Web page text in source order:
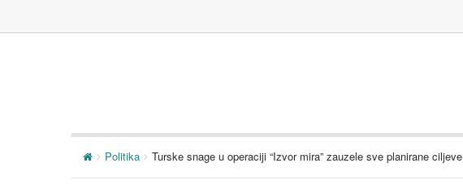
Politika Turske snage u operaciji “Izvor mira” zauzele sve planirane ciljeve